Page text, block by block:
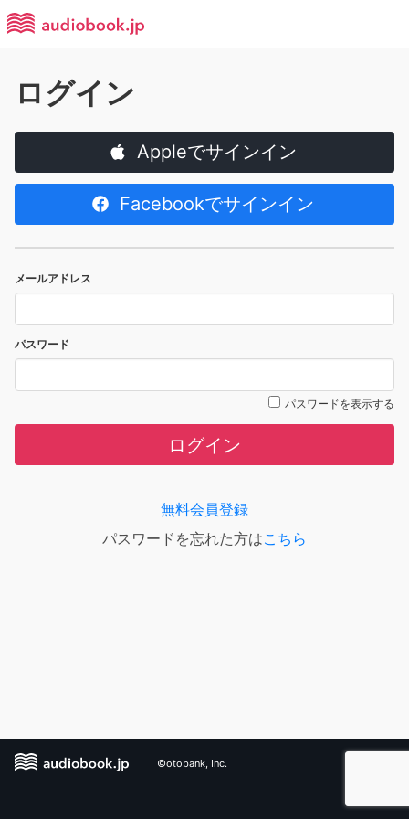
ログイン
Appleでサインイン
Facebookでサインイン
メールアドレス
パスワード
パスワードを表示する
ログイン
無料会員登録
パスワードを忘れた方はこちら
©otobank, Inc.